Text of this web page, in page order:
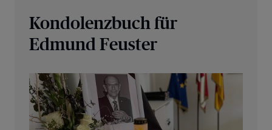
Kondolenzbuch für
Edmund Feuster